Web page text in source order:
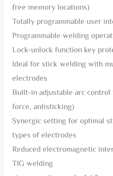
free memory locations)
Totally programmable user
Programmable welding
Lock-unlock function key
Ideal for stick welding with
electrodes
Built-in adjustable arc
force, antisticking)
Synergic setting for optimal
types of electrodes
Reduced electromagnetic
TIG welding